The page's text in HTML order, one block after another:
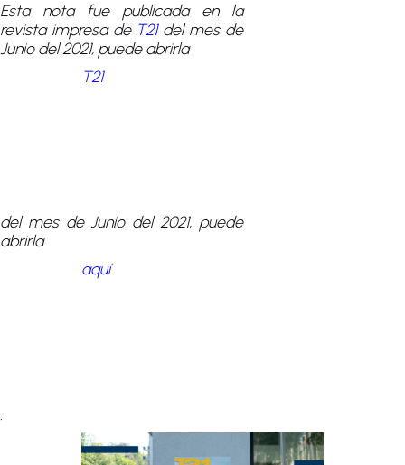
Esta nota fue publicada en la
revista impresa de T21del mes de
Junio del 2021, puede abrirla
T21
del mes de Junio del 2021, puede
abrirla
aquí
.